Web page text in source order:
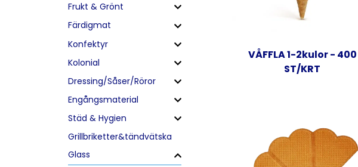
Frukt & Grönt
Färdigmat
Konfektyr
Kolonial
Dressing/Såser/Röror
Engångsmaterial
Städ & Hygien
Grillbriketter&tändvätska
Glass
VÅFFLA 1-2kulor - 400
ST/KRT